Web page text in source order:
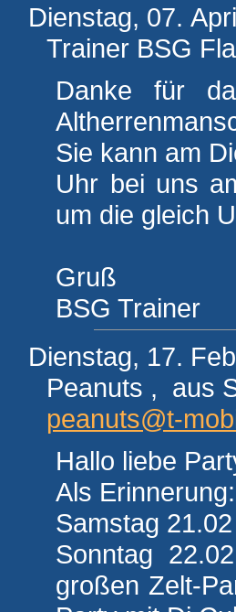
Dienstag, 07.
Trainer BSG
Danke für
Sie kann am
Uhr bei uns
um die gleich
Gruß
BSG Trainer
Dienstag, 17.
Peanuts , aus
peanuts@t-
Hallo liebe
Als
Samstag
Sonntag
großen Zelt-